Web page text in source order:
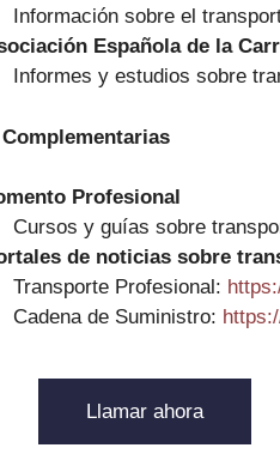
Información sobre el
Española de la
Informes y estudios sobre
Profesional
Cursos y guías sobre
de noticias sobre
Transporte Profesional:
Cadena de Suministro:
Llamar ahora